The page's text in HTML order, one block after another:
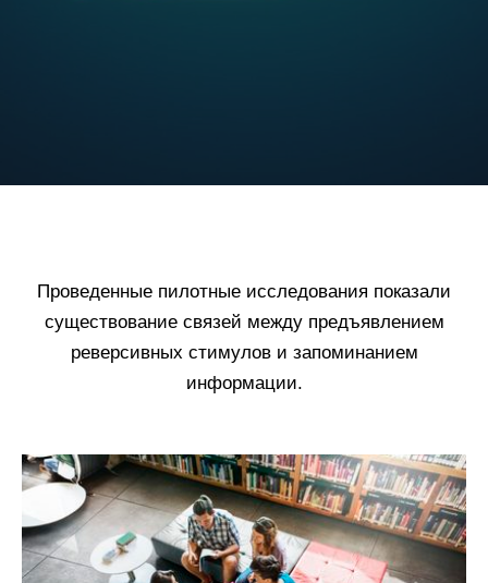
Проведенные пилотные исследования показали
существование связей между предъявлением
реверсивных стимулов и запоминанием
информации.